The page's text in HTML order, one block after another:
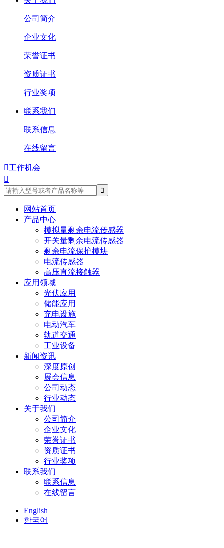
公司简介
企业文化
荣誉证书
资质证书
行业奖项
联系我们
联系信息
在线留言
工作机会

网站首页
产品中心
模拟量剩余电流传感器
开关量剩余电流传感器
剩余电流保护模块
电流传感器
高压直流接触器
应用领域
光伏应用
储能应用
充电设施
电动汽车
轨道交通
工业设备
新闻资讯
深度原创
展会信息
公司动态
行业动态
关于我们
公司简介
企业文化
荣誉证书
资质证书
行业奖项
联系我们
联系信息
在线留言
English
한국어